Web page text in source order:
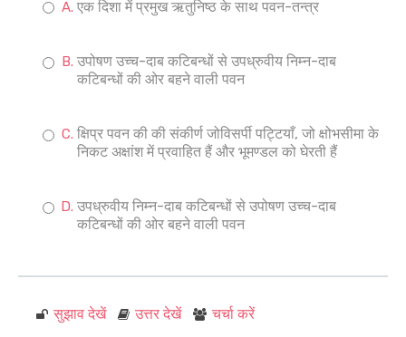
एक दिशा में प्रमुख ऋतुनिष्ठ के साथ पवन-तन्त्र
उपोषण उच्च-दाब कटिबन्धों से उपध्रुवीय निम्न-दाब
कटिबन्धों की ओर बहने वाली पवन
क्षिप्र पवन की की संकीर्ण जोविसर्पी पट्टियाँ, जो क्षोभसीमा के
निकट अक्षांश में प्रवाहित हैं और भूमण्डल को घेरती हैं
उपध्रुवीय निम्न-दाब कटिबन्धों से उपोषण उच्च-दाब
कटिबन्धों की ओर बहने वाली पवन
सुझाव देखें उत्तर देखें चर्चा करें